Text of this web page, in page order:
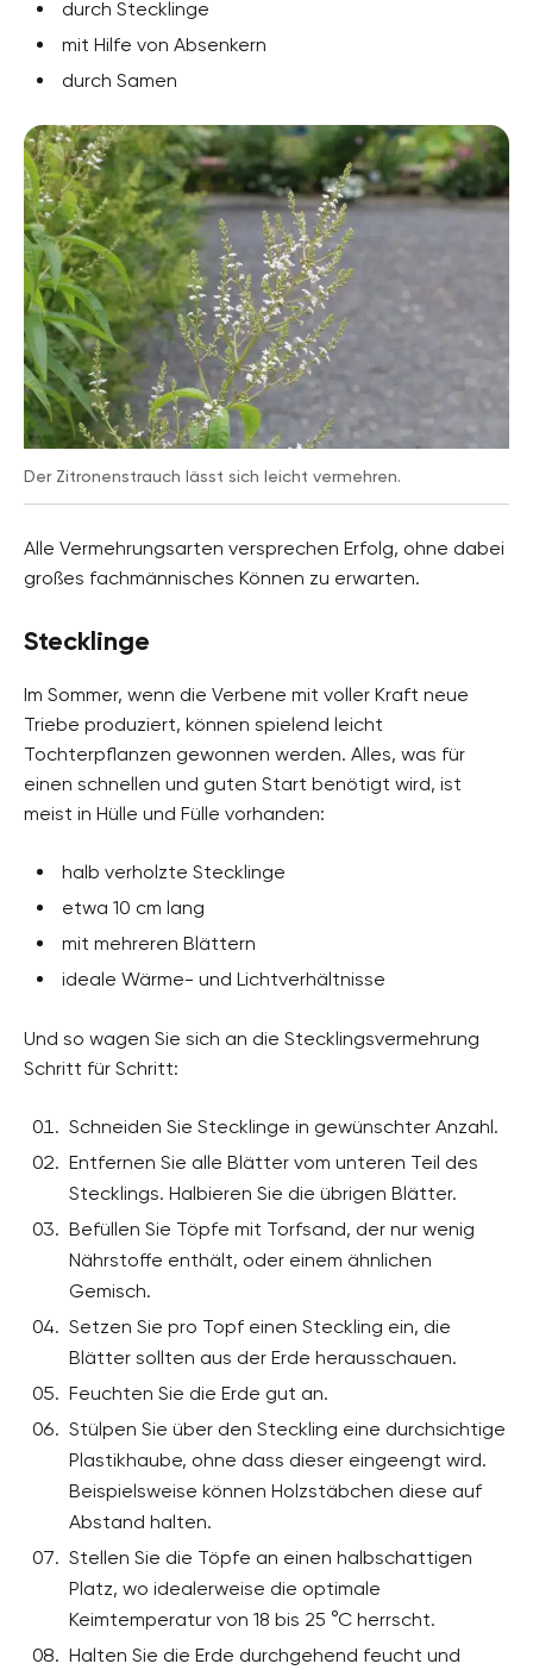
durch Stecklinge
mit Hilfe von Absenkern
durch Samen
Der Zitronenstrauch lässt sich leicht vermehren.
Alle Vermehrungsarten versprechen Erfolg, ohne dabei
großes fachmännisches Können zu erwarten.
Stecklinge
Im Sommer, wenn die Verbene mit voller Kraft neue
Triebe produziert, können spielend leicht
Tochterpflanzen gewonnen werden. Alles, was für
einen schnellen und guten Start benötigt wird, ist
meist in Hülle und Fülle vorhanden:
halb verholzte Stecklinge
etwa 10 cm lang
mit mehreren Blättern
ideale Wärme- und Lichtverhältnisse
Und so wagen Sie sich an die Stecklingsvermehrung
Schritt für Schritt:
Schneiden Sie Stecklinge in gewünschter Anzahl.
Entfernen Sie alle Blätter vom unteren Teil des
Stecklings. Halbieren Sie die übrigen Blätter.
Befüllen Sie Töpfe mit Torfsand, der nur wenig
Nährstoffe enthält, oder einem ähnlichen
Gemisch.
Setzen Sie pro Topf einen Steckling ein, die
Blätter sollten aus der Erde herausschauen.
Feuchten Sie die Erde gut an.
Stülpen Sie über den Steckling eine durchsichtige
Plastikhaube, ohne dass dieser eingeengt wird.
Beispielsweise können Holzstäbchen diese auf
Abstand halten.
Stellen Sie die Töpfe an einen halbschattigen
Platz, wo idealerweise die optimale
Keimtemperatur von 18 bis 25 °C herrscht.
Halten Sie die Erde durchgehend feucht und